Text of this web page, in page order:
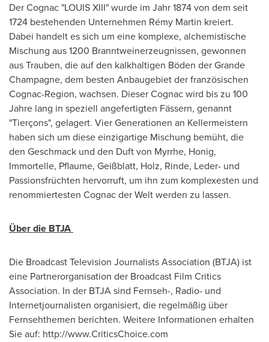
Der Cognac "LOUIS XIII" wurde im Jahr 1874 von dem seit
1724 bestehenden Unternehmen Rémy Martin kreiert.
Dabei handelt es sich um eine komplexe, alchemistische
Mischung aus 1200 Branntweinerzeugnissen, gewonnen
aus Trauben, die auf den kalkhaltigen Böden der Grande
Champagne, dem besten Anbaugebiet der französischen
Cognac-Region, wachsen. Dieser Cognac wird bis zu 100
Jahre lang in speziell angefertigten Fässern, genannt
"Tierçons", gelagert. Vier Generationen an Kellermeistern
haben sich um diese einzigartige Mischung bemüht, die
den Geschmack und den Duft von Myrrhe, Honig,
Immortelle, Pflaume, Geißblatt, Holz, Rinde, Leder- und
Passionsfrüchten hervorruft, um ihn zum komplexesten und
renommiertesten Cognac der Welt werden zu lassen.
Über die BTJA
Die Broadcast Television Journalists Association (BTJA) ist
eine Partnerorganisation der Broadcast Film Critics
Association. In der BTJA sind Fernseh-, Radio- und
Internetjournalisten organisiert, die regelmäßig über
Fernsehthemen berichten. Weitere Informationen erhalten
Sie auf: http://www.CriticsChoice.com